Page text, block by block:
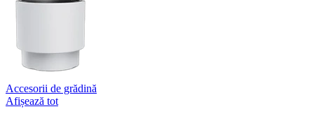
Accesorii de grădină
Afișează tot